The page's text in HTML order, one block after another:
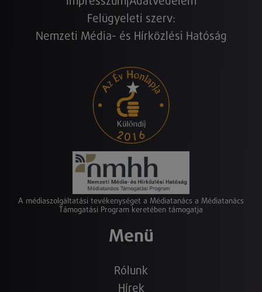
Felügyeleti szerv:
Nemzeti Média- és Hírközlési Hatóság
A médiaszolgáltatási tevékenységet a Médiatanács a Médiatanács
Támogatási Program keretében támogatja
Menü
Rólunk
Hírek